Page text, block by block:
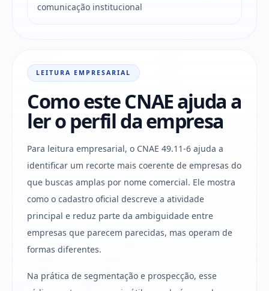
comunicação institucional
LEITURA EMPRESARIAL
Como este CNAE ajuda a
ler o perfil da empresa
Para leitura empresarial, o CNAE 49.11-6 ajuda a
identificar um recorte mais coerente de empresas do
que buscas amplas por nome comercial. Ele mostra
como o cadastro oficial descreve a atividade
principal e reduz parte da ambiguidade entre
empresas que parecem parecidas, mas operam de
formas diferentes.
Na prática de segmentação e prospecção, esse